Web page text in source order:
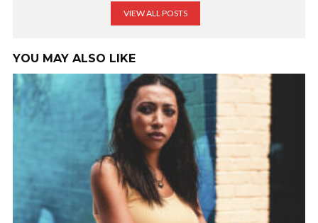
VIEW ALL POSTS
YOU MAY ALSO LIKE